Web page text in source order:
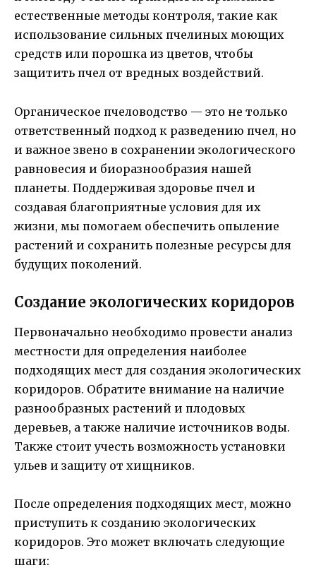
естественные методы контроля, такие как
использование сильных пчелиных моющих
средств или порошка из цветов, чтобы
защитить пчел от вредных воздействий.
Органическое пчеловодство — это не только
ответственный подход к разведению пчел, но
и важное звено в сохранении экологического
равновесия и биоразнообразия нашей
планеты. Поддерживая здоровье пчел и
создавая благоприятные условия для их
жизни, мы помогаем обеспечить опыление
растений и сохранить полезные ресурсы для
будущих поколений.
Создание экологических коридоров
Первоначально необходимо провести анализ
местности для определения наиболее
подходящих мест для создания экологических
коридоров. Обратите внимание на наличие
разнообразных растений и плодовых
деревьев, а также наличие источников воды.
Также стоит учесть возможность установки
ульев и защиту от хищников.
После определения подходящих мест, можно
приступить к созданию экологических
коридоров. Это может включать следующие
шаги: